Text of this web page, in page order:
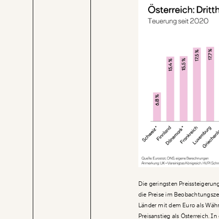
Die geringsten
die Preise im
Länder mit dem Euro als
Preisanstieg als Österreich.